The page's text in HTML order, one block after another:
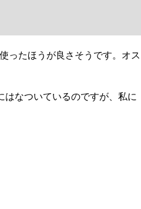
ったほうが良さそうです。オス
はなついているのですが、私に